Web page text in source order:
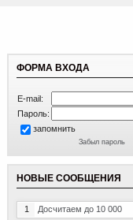
ФОРМА ВХОДА
E-mail:
Пароль:
запомнить
Забыл пароль
НОВЫЕ СООБЩЕНИЯ
1 Досчитаем до 10 000